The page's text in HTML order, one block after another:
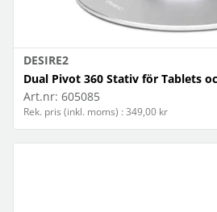
DESIRE2
Dual Pivot 360 Stativ för Tablets
Art.nr: 605085
Rek. pris (inkl. moms) : 349,00 kr